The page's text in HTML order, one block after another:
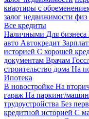
квартиры с
залог недвижимости
Все кредиты
Наличными Для бизнеса
авто Автокредит
историей С хорошей
документам Врачам
строительство дома На
Ипотека
В новостройке На
гараж На паркинг/
трудоустройства Без
кредитной историей С